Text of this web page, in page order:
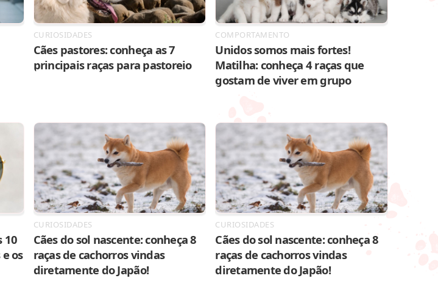
CURIOSIDADES
Cães pastores: conheça as 7
principais raças para pastoreio
COMPORTAMENTO
Unidos somos mais fortes!
Matilha: conheça 4 raças que
gostam de viver em grupo
10
os
CURIOSIDADES
Cães do sol nascente: conheça 8
raças de cachorros vindas
diretamente do Japão!
CURIOSIDADES
Cães do sol nascente: conheça 8
raças de cachorros vindas
diretamente do Japão!